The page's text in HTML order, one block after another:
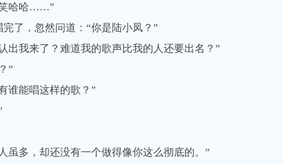
哈哈……”
，忽然问道：“你是陆小凤？”
我来了？难道我的歌声比我的人还要出名？”
”
能唱这样的歌？”
多，却还没有一个做得像你这么彻底的。”